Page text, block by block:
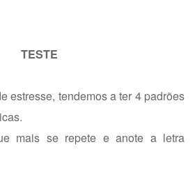
TESTE
estresse, tendemos a ter 4 padrões
mais se repete e anote a letra